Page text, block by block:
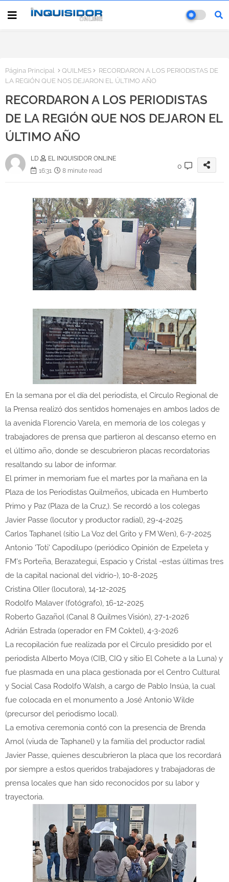
Página Principal QUILMES
RECORDARON A LOS PERIODISTAS DE
LA REGIÓN QUE NOS DEJARON EL ÚLTIMO AÑO
RECORDARON A LOS PERIODISTAS
DE LA REGIÓN QUE NOS DEJARON EL
ÚLTIMO AÑO
LD
EL INQUISIDOR ONLINE
16:31
8 minute read
0
En la semana por el día del periodista, el Círculo Regional de
la Prensa realizó dos sentidos homenajes en ambos lados de
la avenida Florencio Varela, en memoria de los colegas y
trabajadores de prensa que partieron al descanso eterno en
el último año, donde se descubrieron placas recordatorias
resaltando su labor de informar.
El primer in memoriam fue el martes por la mañana en la
Plaza de los Periodistas Quilmeños, ubicada en Humberto
Primo y Paz (Plaza de la Cruz,). Se recordó a los colegas
Javier Passe (locutor y productor radial), 29-4-2025
Carlos Taphanel (sitio La Voz del Grito y FM Wen), 6-7-2025
Antonio 'Toti' Capodilupo (periódico Opinión de Ezpeleta y
FM's Porteña, Berazategui, Espacio y Cristal -estas últimas tres
de la capital nacional del vidrio-), 10-8-2025
Cristina Oller (locutora), 14-12-2025
Rodolfo Malaver (fotógrafo), 16-12-2025
Roberto Gazañol (Canal 8 Quilmes Visión), 27-1-2026
Adrián Estrada (operador en FM Coktel), 4-3-2026
La recopilación fue realizada por el Círculo presidido por el
periodista Alberto Moya (CIB, CIQ y sitio El Cohete a la Luna) y
fue plasmada en una placa gestionada por el Centro Cultural
y Social Casa Rodolfo Walsh, a cargo de Pablo Insúa, la cual
fue colocada en el monumento a José Antonio Wilde
(precursor del periodismo local).
La emotiva ceremonia contó con la presencia de Brenda
Arnol (viuda de Taphanel) y la familia del productor radial
Javier Passe, quienes descubrieron la placa que los recordará
por siempre a estos queridos trabajadores y trabajadoras de
prensa locales que han sido reconocidos por su labor y
trayectoria.